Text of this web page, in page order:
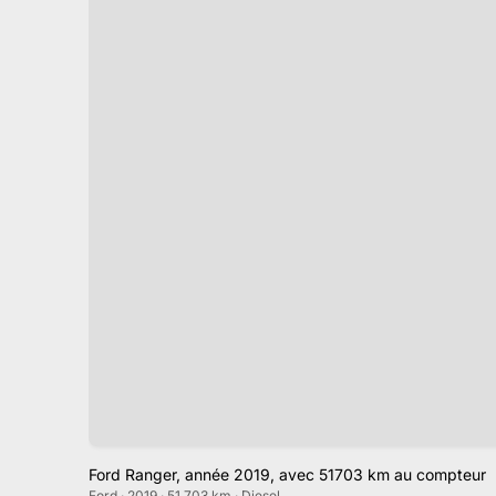
Ford Ranger, année 2019, avec 51703 km au compteur